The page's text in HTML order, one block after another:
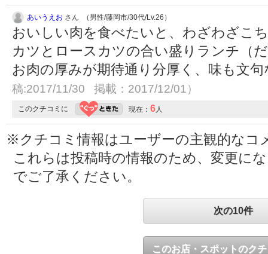
あいうえお さん （男性/藤岡市/30代/Lv.26）
おいしい肉を食べたいと、わざわざこ
カツとロースカツの合い盛りランチ（
お肉の厚みが期待通り分厚く、味も文
稿:2017/11/30 掲載：2017/12/01）
このクチコミに 現在： 6人
※クチコミ情報はユーザーの主観的なコ
これらは投稿時の情報のため、変更に
でご了承ください。
次の10件
このお店・スポットのク